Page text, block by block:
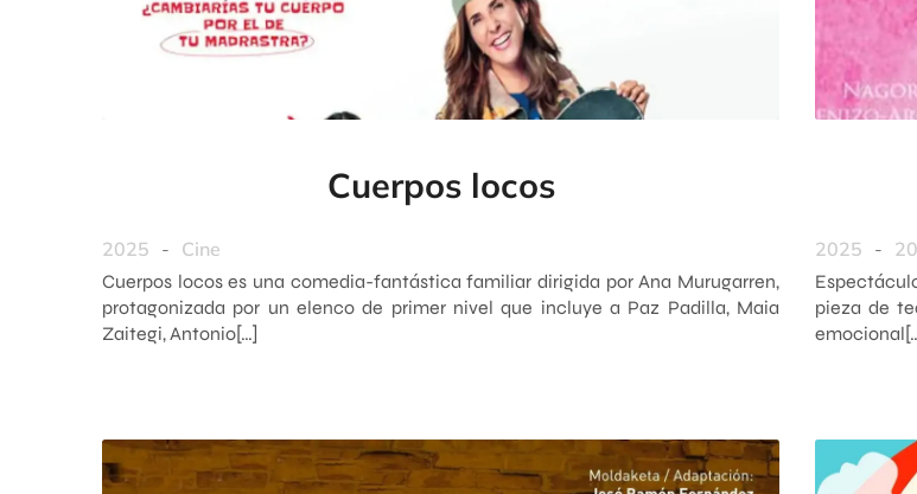
Cuerpos locos
2025 - Cine
Cuerpos locos es una comedia-fantástica familiar dirigida por Ana Murugarren,
protagonizada por un elenco de primer nivel que incluye a Paz Padilla, Maia
Zaitegi, Antonio[…]
2025 -
pieza de